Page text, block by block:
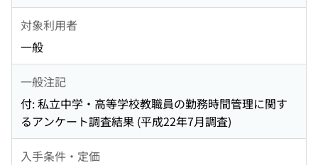
対象利用者
一般
一般注記
付: 私立中学・高等学校教職員の勤務時間管理に関す
るアンケート調査結果 (平成22年7月調査)
入手条件・定価